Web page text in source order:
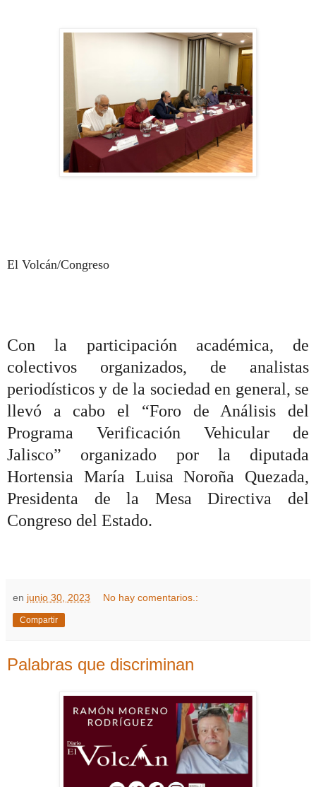
El Volcán/Congreso
Con la participación académica, de
colectivos organizados, de analistas
periodísticos y de la sociedad en general, se
llevó a cabo el “Foro de Análisis del
Programa Verificación Vehicular de
Jalisco” organizado por la diputada
Hortensia María Luisa Noroña Quezada,
Presidenta de la Mesa Directiva del
Congreso del Estado.
en junio 30, 2023 No hay comentarios.:
Compartir
Palabras que discriminan